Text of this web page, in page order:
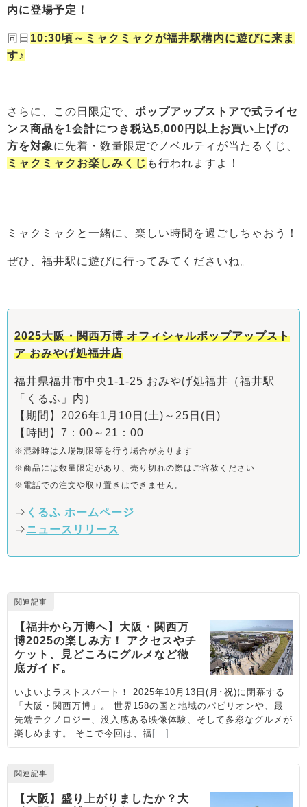
内に登場予定！
同日 10:30頃～ミャクミャクが福井駅構内に遊びに来ま
す♪
さらに、この日限定で、 ポップアップストアで式ライセ
ンス商品を1会計につき税込5,000円以上お買い上げの
方を対象に先着・数量限定でノベルティが当たるくじ、
ミャクミャクお楽しみくじ も行われますよ！
ミャクミャクと一緒に、楽しい時間を過ごしちゃおう！
ぜひ、福井駅に遊びに行ってみてくださいね。
2025大阪・関西万博 オフィシャルポップアップスト
ア おみやげ処福井店
福井県福井市中央1-1-25 おみやげ処福井（福井駅
「くるふ」内）
【期間】2026年1月10日(土)～25日(日)
【時間】7：00～21：00
※混雑時は入場制限等を行う場合があります
※商品には数量限定があり、売り切れの際はご容赦ください
※電話での注文や取り置きはできません。
⇒ くるふ ホームページ
⇒ニュースリリース